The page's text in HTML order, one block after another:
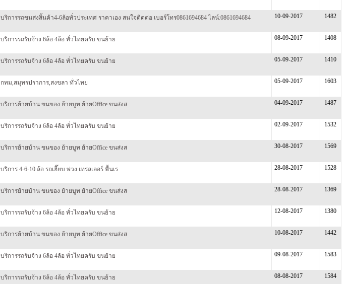
บริการรถขนส่งสิ้นค้า4-6ล้อทั่วประเทศ ราคาเอง สนใจติดต่อ เบอร์โทร0861694684 ไลน์:0861694684 10-09-2017 1482
บริการรถรับจ้าง 6ล้อ 4ล้อ ทั่วไทยครับ ขนย้าย 08-09-2017 1408
บริการรถรับจ้าง 6ล้อ 4ล้อ ทั่วไทยครับ ขนย้าย 05-09-2017 1410
กทม,สมุทรปราการ,สงขลา ทั่วไทย 05-09-2017 1603
บริการย้ายบ้าน ขนของ ย้ายบูท ย้ายOffice ขนส่งส 04-09-2017 1487
บริการรถรับจ้าง 6ล้อ 4ล้อ ทั่วไทยครับ ขนย้าย 02-09-2017 1532
บริการย้ายบ้าน ขนของ ย้ายบูท ย้ายOffice ขนส่งส 30-08-2017 1569
บริการ 4-6-10 ล้อ รถเฮี๊ยบ พ่วง เทรลเลอร์ พื้นเร 28-08-2017 1528
บริการย้ายบ้าน ขนของ ย้ายบูท ย้ายOffice ขนส่งส 28-08-2017 1369
บริการรถรับจ้าง 6ล้อ 4ล้อ ทั่วไทยครับ ขนย้าย 12-08-2017 1380
บริการย้ายบ้าน ขนของ ย้ายบูท ย้ายOffice ขนส่งส 10-08-2017 1442
บริการรถรับจ้าง 6ล้อ 4ล้อ ทั่วไทยครับ ขนย้าย 09-08-2017 1583
บริการรถรับจ้าง 6ล้อ 4ล้อ ทั่วไทยครับ ขนย้าย 08-08-2017 1584